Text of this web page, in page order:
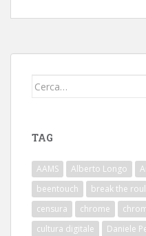
Cerca:
TAG
AAMS Alberto Longo
beentouch
break the
censura
chrome
cultura digitale
Daniele